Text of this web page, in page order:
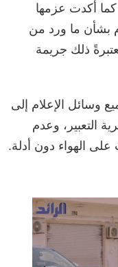
كما أكدت عزمها
بشأن ما ورد من
ذلك جريمة
وسائل الإعلام إلى
التعبير، وعدم
على الهواء دون أدلة.